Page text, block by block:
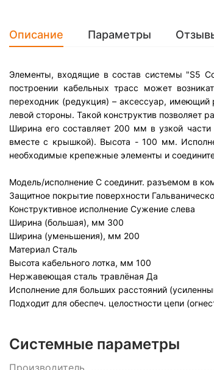
Описание Параметры
Элементы, входящие в состав системы "S5
построении кабельных трасс может
переходник (редукция) – аксессуар,
левой стороны. Такой конструктив позволяет
Ширина его составляет 200 мм в узкой
вместе с крышкой). Высота - 100 мм.
необходимые крепежные элементы и
Модель/исполнение С соединит. разъемом в
Защитное покрытие поверхности
Конструктивное исполнение Сужение слева
Ширина (большая), мм 300
Ширина (уменьшения), мм 200
Материал Сталь
Высота кабельного лотка, мм 100
Нержавеющая сталь травлёная Да
Исполнение для больших расстояний
Подходит для обеспеч. целостности цепи
Системные параметры